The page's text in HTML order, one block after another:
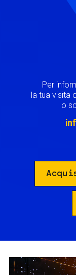
Per
la tua visita
o